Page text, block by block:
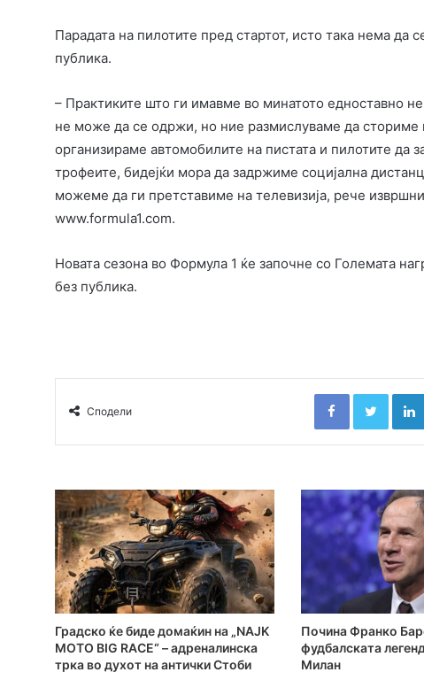
Парадата на пилотите пред стартот, исто така нема да
публика.
– Практиките што ги имавме во минатото едноставно
не може да се одржи, но ние размислуваме да сториме
организираме автомобилите на пистата и пилотите
трофеите, бидејќи мора да задржиме социјална
можеме да ги претставиме на телевизија, рече
www.formula1.com.
Новата сезона во Формула 1 ќе започне со Големата
без публика.
Сподели
Facebook
Градско ќе биде домаќин на „NAJK
MOTO BIG RACE“ – адреналинска
трка во духот на антички Стоби
Почина Франко
фудбалската
Милан